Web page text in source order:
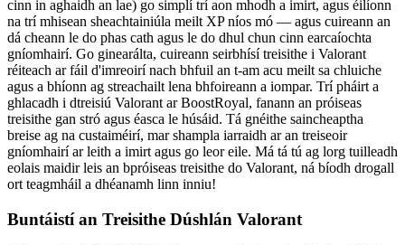
cinn in aghaidh an lae) go simplí trí aon mhodh a imirt, agus éilíonn
na trí mhisean sheachtainiúla meilt XP níos mó — agus cuireann an
dá cheann le do phas cath agus le do dhul chun cinn earcaíochta
gníomhairí. Go ginearálta, cuireann seirbhísí treisithe i Valorant
réiteach ar fáil d'imreoirí nach bhfuil an t-am acu meilt sa chluiche
agus a bhíonn ag streachailt lena bhfoireann a iompar. Trí pháirt a
ghlacadh i dtreisiú Valorant ar BoostRoyal, fanann an próiseas
treisithe gan stró agus éasca le húsáid. Tá gnéithe saincheaptha
breise ag na custaiméirí, mar shampla iarraidh ar an treiseoir
gníomhairí ar leith a imirt agus go leor eile. Má tá tú ag lorg tuilleadh
eolais maidir leis an bpróiseas treisithe do Valorant, ná bíodh drogall
ort teagmháil a dhéanamh linn inniu!
Buntáistí an Treisithe Dúshlán Valorant